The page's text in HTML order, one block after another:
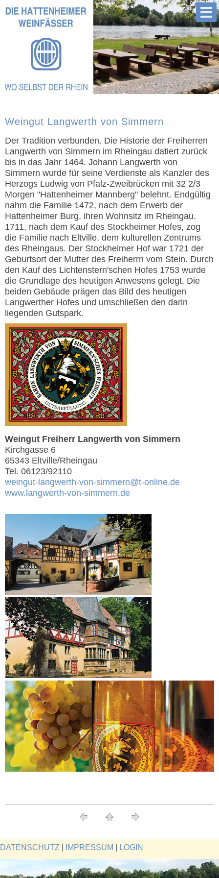
Weingut Langwerth von Simmern
Der Tradition verbunden. Die Historie der Freiherren
Langwerth von Simmern im Rheingau datiert zurück
bis in das Jahr 1464. Johann Langwerth von
Simmern wurde für seine Verdienste als Kanzler des
Herzogs Ludwig von Pfalz-Zweibrücken mit 32 2/3
Morgen "Hattenheimer Mannberg" belehnt. Endgültig
nahm die Familie 1472, nach dem Erwerb der
Hattenheimer Burg, ihren Wohnsitz im Rheingau.
1711, nach dem Kauf des Stockheimer Hofes, zog
die Familie nach Eltville, dem kulturellen Zentrums
des Rheingaus. Der Stockheimer Hof war 1721 der
Geburtsort der Mutter des Freiherrn vom Stein. Durch
den Kauf des Lichtenstern'schen Hofes 1753 wurde
die Grundlage des heutigen Anwesens gelegt. Die
beiden Gebäude prägen das Bild des heutigen
Langwerther Hofes und umschließen den darin
liegenden Gutspark.
Weingut Freiherr Langwerth von Simmern
Kirchgasse 6
65343 Eltville/Rheingau
Tel. 06123/92110
weingut-langwerth-von-simmern@t-online.de
www.langwerth-von-simmern.de
DATENSCHUTZ IMPRESSUM LOGIN